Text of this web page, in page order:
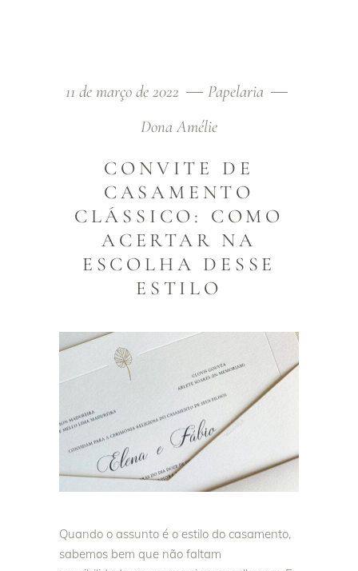
11 de março de 2022
Papelaria
Dona Amélie
CONVITE DE
CASAMENTO
CLÁSSICO: COMO
ACERTAR NA
ESCOLHA DESSE
ESTILO
Quando o assunto é o estilo do casamento,
sabemos bem que não faltam